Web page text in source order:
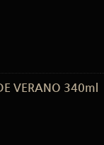
VERANO 340ml